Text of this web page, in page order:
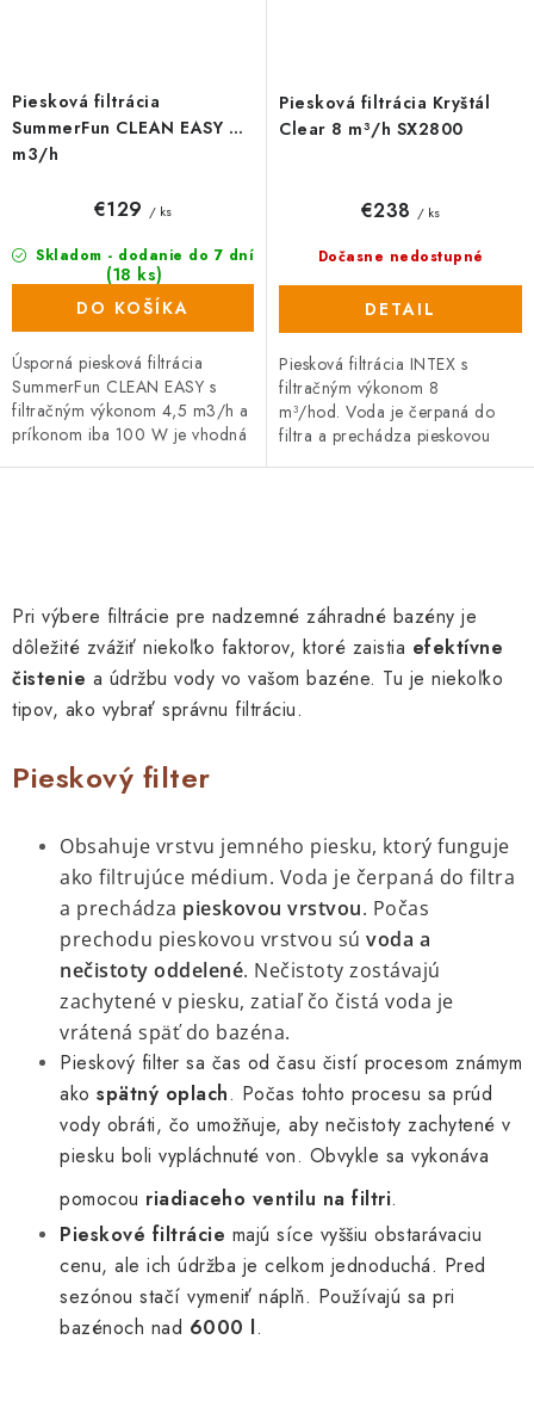
Piesková filtrácia
SummerFun CLEAN EASY 4
m3/h
Skladom - dodanie do 7 dní
(18 ks)
€129 / ks
DO KOŠÍKA
Úsporná piesková filtrácia
SummerFun CLEAN EASY s
filtračným výkonom 4,5 m3/h a
príkonom iba 100 W je vhodná
Piesková filtrácia Kryštál
Clear 8 m³/h SX2800
Dočasne nedostupné
€238 / ks
DETAIL
Piesková filtrácia INTEX s
filtračným výkonom 8
m³/hod. Voda je čerpaná do
filtra a prechádza pieskovou
l
á
d
a
c
e
Pri výbere filtrácie pre nadzemné záhradné bazény je
dôležité zvážiť niekoľko faktorov, ktoré zaistia efektívne
čistenie a údržbu vody vo vašom bazéne. Tu je niekoľko
tipov, ako vybrať správnu filtráciu.
Pieskový filter
Obsahuje vrstvu jemného piesku, ktorý funguje
ako filtrujúce médium. Voda je čerpaná do filtra
a prechádza pieskovou vrstvou. Počas
prechodu pieskovou vrstvou sú voda a
nečistoty oddelené. Nečistoty zostávajú
zachytené v piesku, zatiaľ čo čistá voda je
vrátená späť do bazéna.
Pieskový filter sa čas od času čistí procesom známym
ako spätný oplach. Počas tohto procesu sa prúd
vody obráti, čo umožňuje, aby nečistoty zachytené v
piesku boli vypláchnuté von. Obvykle sa vykonáva
pomocou riadiaceho ventilu na filtri.
Pieskové filtrácie majú síce vyššiu obstarávaciu
cenu, ale ich údržba je celkom jednoduchá. Pred
sezónou stačí vymeniť náplň. Používajú sa pri
bazénoch nad 6000 l.